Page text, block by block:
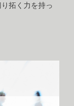
拓く力を持っ